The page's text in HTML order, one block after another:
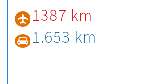
1387 km
1.653 km